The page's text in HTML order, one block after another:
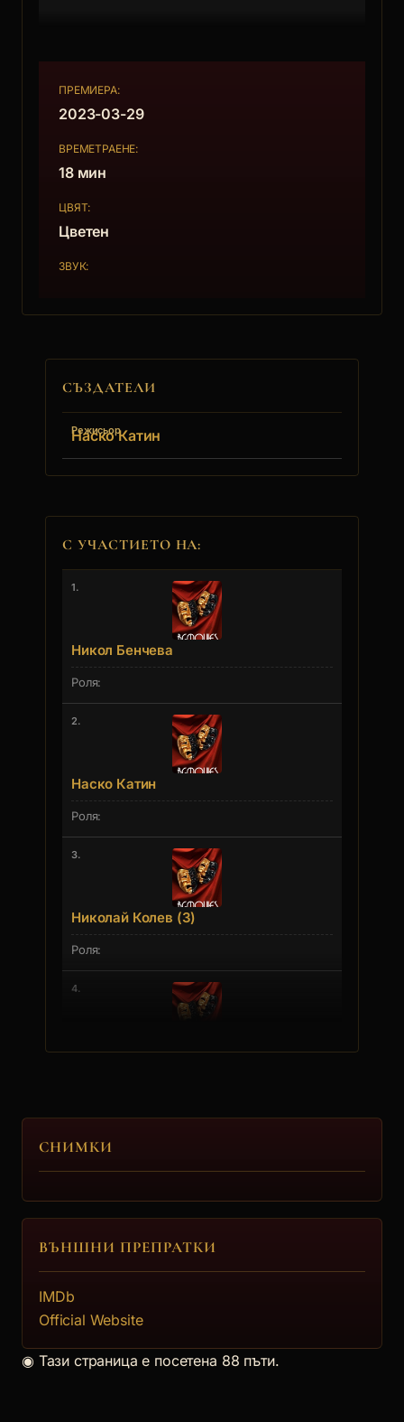
ПРЕМИЕРА:
2023-03-29
ВРЕМЕТРАЕНЕ:
18 мин
ЦВЯТ:
Цветен
ЗВУК:
СЪЗДАТЕЛИ
Режисьор
Наско Катин
С УЧАСТИЕТО НА:
1.
Никол Бенчева
2.
Наско Катин
3.
Николай Колев (3)
4.
Райчо Колев
6.
Одисей Цветков
СНИМКИ
ВЪНШНИ ПРЕПРАТКИ
IMDb
Official Website
◉ Тази страница е посетена 88 пъти.